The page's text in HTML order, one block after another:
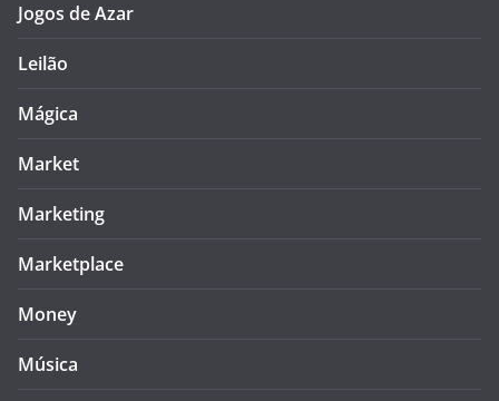
Jogos de Azar
Leilão
Mágica
Market
Marketing
Marketplace
Money
Música